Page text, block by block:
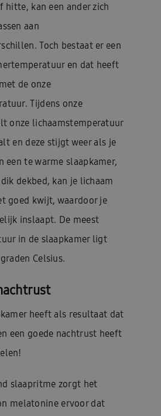
hitte, kan een ander zich
aan
Toch bestaat er een
en dat heeft
de onze
Tijdens onze
onze lichaamstemperatuur
en deze stijgt weer als je
een te warme slaapkamer,
dekbed, kan je lichaam
goed kwijt, waardoor je
inslaapt. De meest
in de slaapkamer ligt
Celsius.
heeft als resultaat dat
een goede nachtrust heeft
slaapritme zorgt het
melatonine ervoor dat